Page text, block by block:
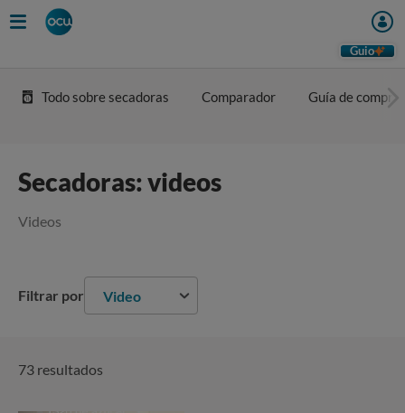
Guio
Todo sobre secadoras Comparador Guía de compra
Secadoras: videos
Videos
Filtrar por Video
73 resultados